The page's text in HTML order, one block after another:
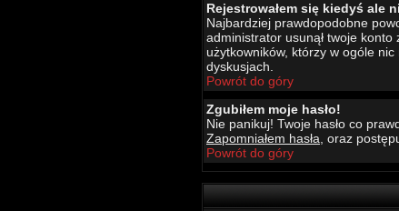
Rejestrowałem się kiedyś ale
Najbardziej prawdopodobne
administrator usunął twoje
użytkowników, którzy w ogóle
dyskusjach.
Powrót do góry
Zgubiłem moje hasło!
Nie panikuj! Twoje hasło co
Zapomniałem hasła , oraz
Powrót do góry